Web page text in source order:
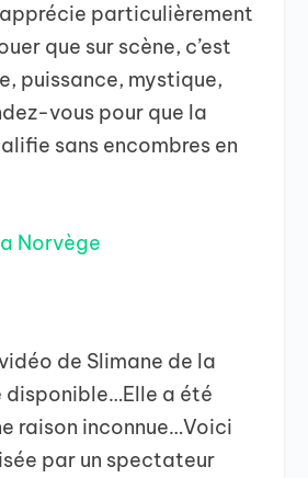
particulièrement
que sur scène, c’est
puissance, mystique,
vous pour que la
sans encombres en
Norvège
de Slimane de la
disponible…Elle a été
raison inconnue…Voici
par un spectateur